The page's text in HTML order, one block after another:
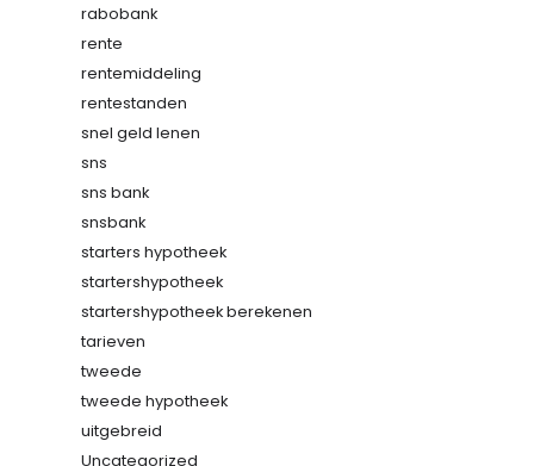
rabobank
rente
rentemiddeling
rentestanden
snel geld lenen
sns
sns bank
snsbank
starters hypotheek
startershypotheek
startershypotheek berekenen
tarieven
tweede
tweede hypotheek
uitgebreid
Uncategorized